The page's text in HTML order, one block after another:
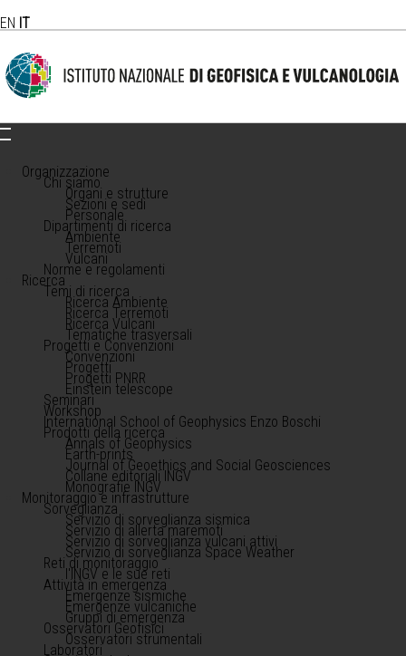
EN IT
Organizzazione
Chi siamo
Organi e strutture
Sezioni e sedi
Personale
Dipartimenti di ricerca
Ambiente
Terremoti
Vulcani
Norme e regolamenti
Ricerca
Temi di ricerca
Ricerca Ambiente
Ricerca Terremoti
Ricerca Vulcani
Tematiche trasversali
Progetti e Convenzioni
Convenzioni
Progetti
Progetti PNRR
Einstein telescope
Seminari
Workshop
International School of Geophysics Enzo Boschi
Prodotti della ricerca
Annals of Geophysics
Earth-prints
Journal of Geoethics and Social Geosciences
Collane editoriali INGV
Monografie INGV
Monitoraggio e infrastrutture
Sorveglianza
Servizio di sorveglianza sismica
Servizio di allerta maremoti
Servizio di sorveglianza vulcani attivi
Servizio di sorveglianza Space Weather
Reti di monitoraggio
l'INGV e le sue reti
Attività in emergenza
Emergenze sismiche
Emergenze vulcaniche
Gruppi di emergenza
Osservatori Geofisici
Osservatori strumentali
Laboratori